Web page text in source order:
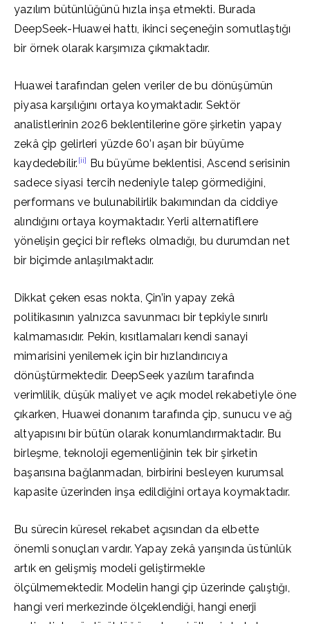
yazılım bütünlüğünü hızla inşa etmekti. Burada
DeepSeek-Huawei hattı, ikinci seçeneğin somutlaştığı
bir örnek olarak karşımıza çıkmaktadır.
Huawei tarafından gelen veriler de bu dönüşümün
piyasa karşılığını ortaya koymaktadır. Sektör
analistlerinin 2026 beklentilerine göre şirketin yapay
zekâ çip gelirleri yüzde 60’ı aşan bir büyüme
kaydedebilir. [ii] Bu büyüme beklentisi, Ascend serisinin
sadece siyasi tercih nedeniyle talep görmediğini,
performans ve bulunabilirlik bakımından da ciddiye
alındığını ortaya koymaktadır. Yerli alternatiflere
yönelişin geçici bir refleks olmadığı, bu durumdan net
bir biçimde anlaşılmaktadır.
Dikkat çeken esas nokta, Çin’in yapay zekâ
politikasının yalnızca savunmacı bir tepkiyle sınırlı
kalmamasıdır. Pekin, kısıtlamaları kendi sanayi
mimarisini yenilemek için bir hızlandırıcıya
dönüştürmektedir. DeepSeek yazılım tarafında
verimlilik, düşük maliyet ve açık model rekabetiyle öne
çıkarken, Huawei donanım tarafında çip, sunucu ve ağ
altyapısını bir bütün olarak konumlandırmaktadır. Bu
birleşme, teknoloji egemenliğinin tek bir şirketin
başarısına bağlanmadan, birbirini besleyen kurumsal
kapasite üzerinden inşa edildiğini ortaya koymaktadır.
Bu sürecin küresel rekabet açısından da elbette
önemli sonuçları vardır. Yapay zekâ yarışında üstünlük
artık en gelişmiş modeli geliştirmekle
ölçülmemektedir. Modelin hangi çip üzerinde çalıştığı,
hangi veri merkezinde ölçeklendiği, hangi enerji